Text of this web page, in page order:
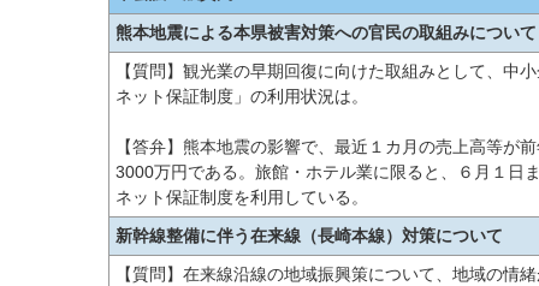
熊本地震による本県被害対策への官民の取組みについて
【質問】観光業の早期回復に向けた取組みとして、中
ネット保証制度」の利用状況は。
【答弁】熊本地震の影響で、最近１カ月の売上高等が
3000万円である。旅館・ホテル業に限ると、６月１日
ネット保証制度を利用している。
新幹線整備に伴う在来線（長崎本線）対策について
【質問】在来線沿線の地域振興策について、地域の情